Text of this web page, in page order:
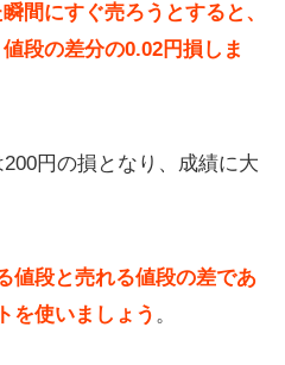
間にすぐ売ろうとすると、
段の差分の0.02円損しま
円の損となり、成績に大
値段と売れる値段の差であ
を使いましょう 。